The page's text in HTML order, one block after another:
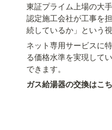
東証プライム上場の大
認定施工会社が工事を
続しているか」という
ネット専用サービスに
る価格水準を実現して
できます。
ガス給湯器の交換はこ